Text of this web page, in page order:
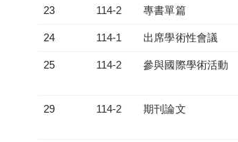
23 114-2 專書單篇
24 114-1 出席學術性會議
25 114-2 參與國際學術活動
29 114-2 期刊論文